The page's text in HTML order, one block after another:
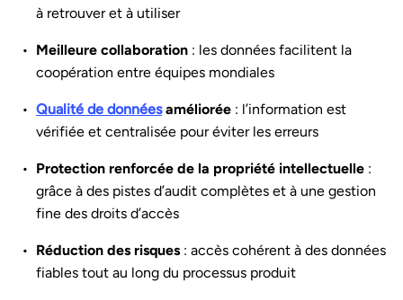
à retrouver et à utiliser
Meilleure collaboration : les données facilitent la
coopération entre équipes mondiales
Qualité de donnéesaméliorée : l’information est
vérifiée et centralisée pour éviter les erreurs
Protection renforcée de la propriété intellectuelle :
grâce à des pistes d’audit complètes et à une gestion
fine des droits d’accès
Réduction des risques : accès cohérent à des données
fiables tout au long du processus produit